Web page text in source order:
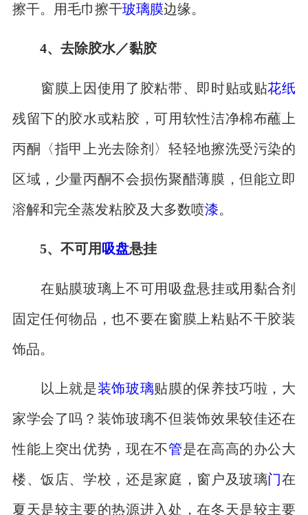
擦干。用毛巾擦干玻璃膜边缘。
4、去除胶水／黏胶
窗膜上因使用了胶粘带、即时贴或贴花纸
残留下的胶水或粘胶，可用软性洁净棉布蘸上
丙酮〈指甲上光去除剂〉轻轻地擦洗受污染的
区域，少量丙酮不会损伤聚醋薄膜，但能立即
溶解和完全蒸发粘胶及大多数喷漆
5、不可用 吸盘悬挂
在贴膜玻璃上不可用吸盘悬挂或用黏合剂
固定任何物品，也不要在窗膜上粘贴不干胶装
饰品。
以上就是装饰玻璃贴膜的保养技巧啦，大
家学会了吗？装饰玻璃不但装饰效果较佳还在
性能上突出优势，现在不管是在高高的办公大
楼、饭店、学校，还是家庭，窗户及玻璃门在
夏天是较主要的热源进入处，在冬天是较主要